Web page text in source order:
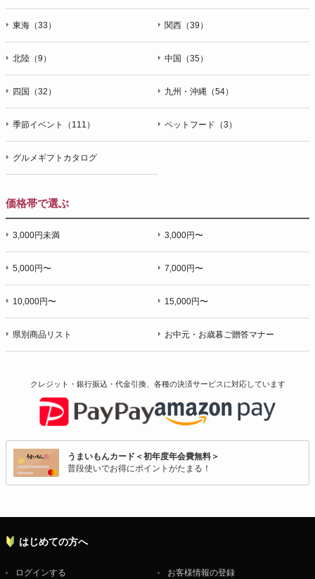
東海（33） 関西（39）
北陸（9） 中国（35）
四国（32） 九州・沖縄（54）
季節イベント（111） ペットフード（3）
グルメギフトカタログ
価格帯で選ぶ
3,000円未満 3,000円〜
5,000円〜 7,000円〜
10,000円〜 15,000円〜
県別商品リスト お中元・お歳暮ご贈答マナー
クレジット・銀行振込・代金引換、各種の決済サービスに対応しています
うまいもんカード＜初年度年会費無料＞
普段使いでお得にポイントがたまる！
はじめての方へ
ログインする お客様情報の登録